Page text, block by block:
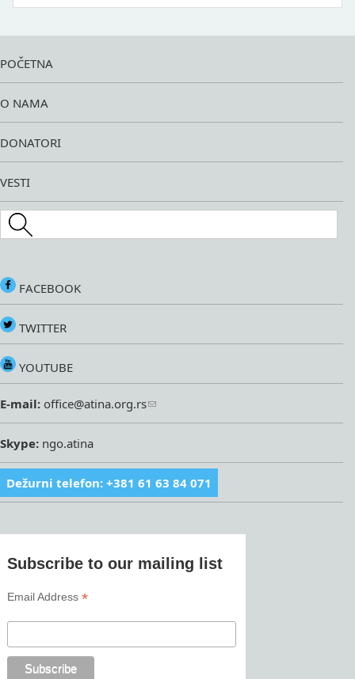
POČETNA
O NAMA
DONATORI
VESTI
Search this site
FACEBOOK
TWITTER
YOUTUBE
E-mail: office@atina.org.rs
Skype: ngo.atina
Dežurni telefon: +381 61 63 84 071
Subscribe to our mailing list
Email Address*